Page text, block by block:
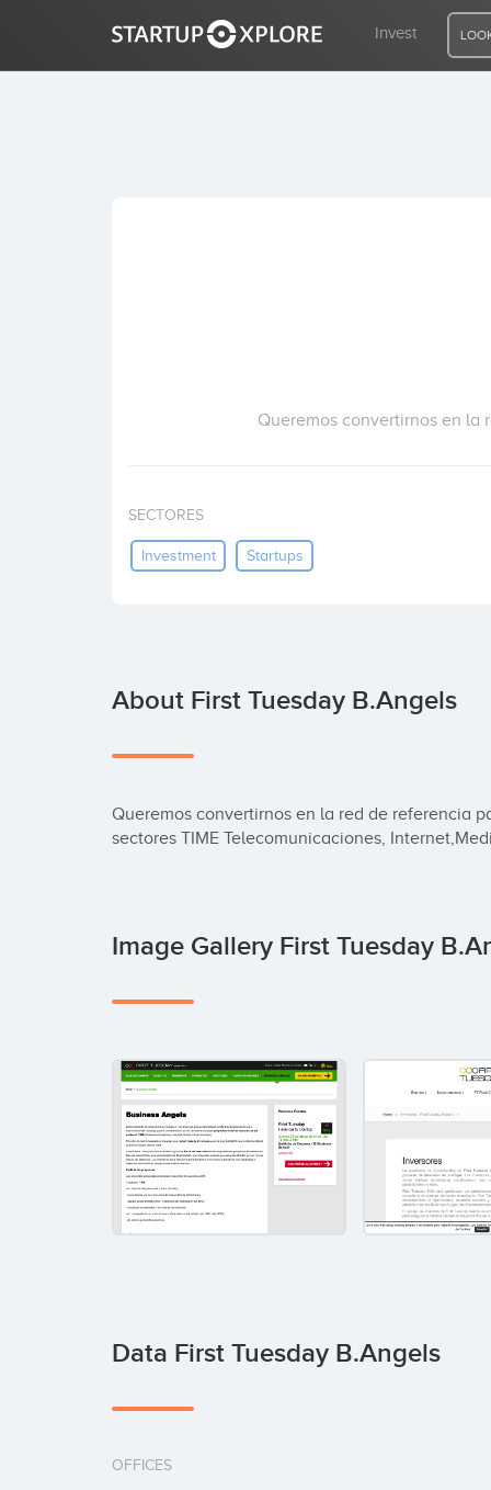
Invest
Queremos convertirnos en la
SECTORES
Investment Startups
About First Tuesday B.Angels
Queremos convertirnos en la red de referencia
sectores TIME Telecomunicaciones,
Image Gallery First Tuesday
Data First Tuesday B.Angels
OFFICES